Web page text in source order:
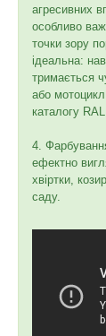
агресивних
особливо
точки зору
ідеальна:
тримається
або
каталогу
4.
ефектно
хвіртки,
саду.